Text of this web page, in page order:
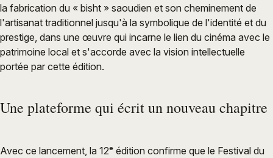
la fabrication du « bisht » saoudien et son cheminement de
l'artisanat traditionnel jusqu'à la symbolique de l'identité et du
prestige, dans une œuvre qui incarne le lien du cinéma avec le
patrimoine local et s'accorde avec la vision intellectuelle
portée par cette édition.
Une plateforme qui écrit un nouveau chapitre
Avec ce lancement, la 12ᵉ édition confirme que le Festival du